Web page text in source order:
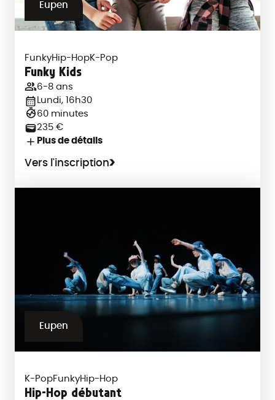
Eupen
FunkyHip-HopK-Pop
Funky Kids
6-8 ans
Lundi, 16h30
60 minutes
235 €
Plus de détails
Vers l'inscription
Eupen
K-PopFunkyHip-Hop
Hip-Hop débutant